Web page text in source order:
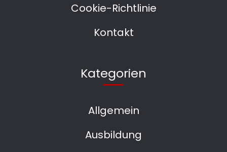
Cookie-Richtlinie
Kontakt
Kategorien
Allgemein
Ausbildung